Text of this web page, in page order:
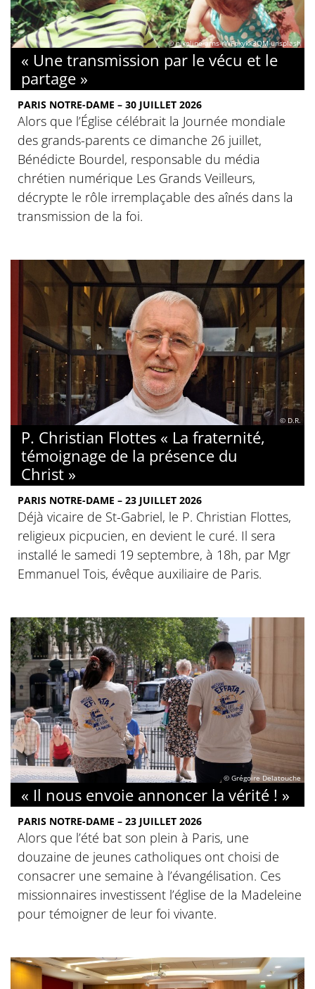
© nikoline-arns-rWFpxykk3QM-unsplash
« Une transmission par le vécu et le
partage »
PARIS NOTRE-DAME – 30 JUILLET 2026
Alors que l’Église célébrait la Journée mondiale
des grands-parents ce dimanche 26 juillet,
Bénédicte Bourdel, responsable du média
chrétien numérique Les Grands Veilleurs,
décrypte le rôle irremplaçable des aînés dans la
transmission de la foi.
© D.R.
P. Christian Flottes « La fraternité,
témoignage de la présence du
Christ »
PARIS NOTRE-DAME – 23 JUILLET 2026
Déjà vicaire de St-Gabriel, le P. Christian Flottes,
religieux picpucien, en devient le curé. Il sera
installé le samedi 19 septembre, à 18h, par Mgr
Emmanuel Tois, évêque auxiliaire de Paris.
© Grégoire Delatouche
« Il nous envoie annoncer la vérité ! »
PARIS NOTRE-DAME – 23 JUILLET 2026
Alors que l’été bat son plein à Paris, une
douzaine de jeunes catholiques ont choisi de
consacrer une semaine à l’évangélisation. Ces
missionnaires investissent l’église de la Madeleine
pour témoigner de leur foi vivante.